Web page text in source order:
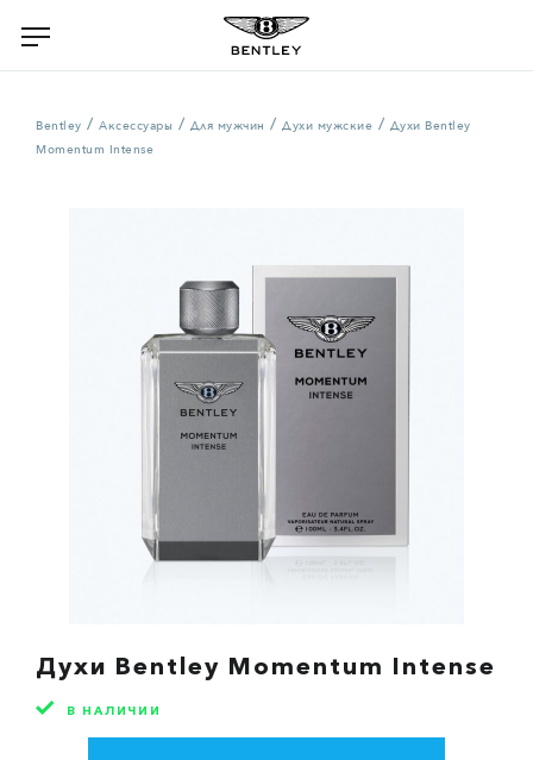
Bentley / Аксессуары / Для мужчин / Духи мужские / Духи Bentley
Momentum Intense
Духи Bentley Momentum Intense
В НАЛИЧИИ